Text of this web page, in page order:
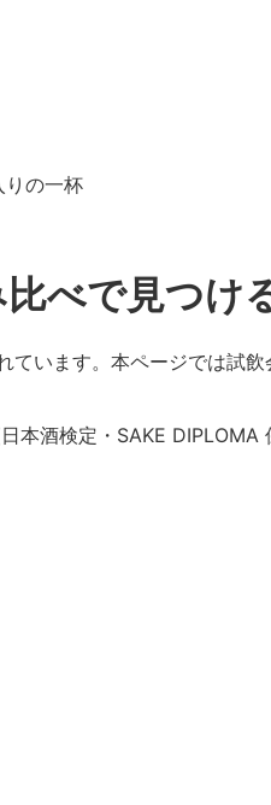
りの一杯
べで見つけ
います。本ページでは試
本酒検定・SAKE DIPLOMA